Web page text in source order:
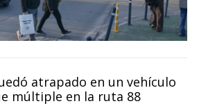
atrapado en un vehículo
múltiple en la ruta 88